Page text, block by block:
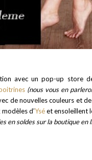
avec un pop-up store
(nous vous en
de nouvelles couleurs et
d’Yséet ensoleillent
en soldes sur la boutique en